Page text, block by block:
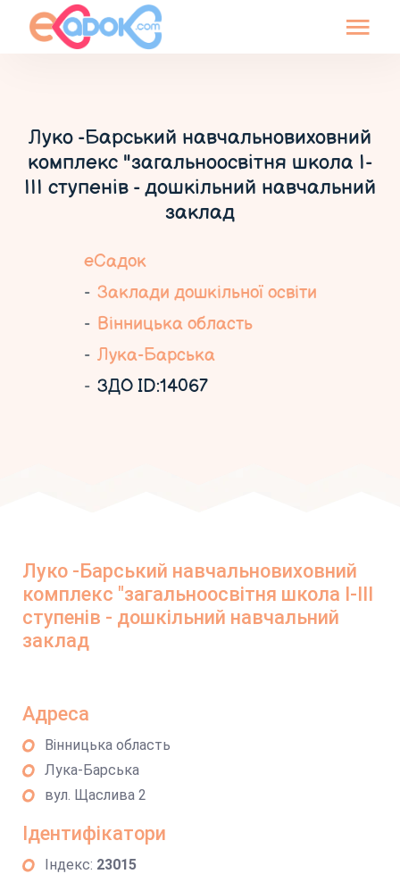
Луко -Барський навчальновиховний
комплекс "загальноосвітня школа І-
ІІІ ступенів - дошкільний навчальний
заклад
еСадок
Заклади дошкільної освіти
Вінницька область
Лука-Барська
ЗДО ID:14067
Луко -Барський навчальновиховний
комплекс "загальноосвітня школа І-ІІІ
ступенів - дошкільний навчальний
заклад
Адреса
Вінницька область
Лука-Барська
вул. Щаслива 2
Ідентифікатори
Індекс: 23015